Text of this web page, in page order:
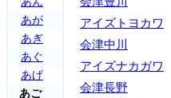
あが
あぎ
あぐ
あげ
あご
アイズトヨカワ
会津中川
アイズナカガワ
会津長野